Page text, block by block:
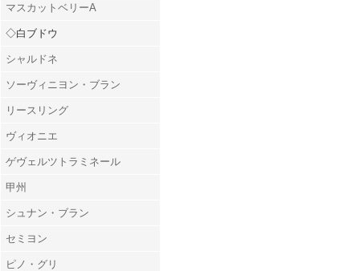
マスカットベリーA
◇白ブドウ
シャルドネ
ソーヴィニヨン・ブラン
リースリング
ヴィオニエ
ゲヴェルツトラミネール
甲州
シュナン・ブラン
セミヨン
ピノ・グリ